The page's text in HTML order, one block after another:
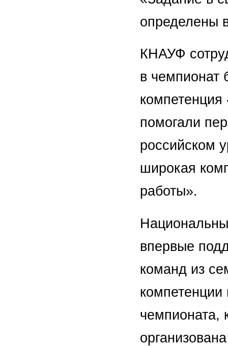
определены
КНАУФ
в чемпионат
помогали
российском
широкая
работы».
впервые
команд из
чемпионата,